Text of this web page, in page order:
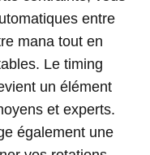
entre
mana tout en
Le timing
un élément
et experts.
également une